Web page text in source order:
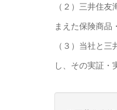
（２）三井住
まえた保険商品
（３）当社と
し、その実証・